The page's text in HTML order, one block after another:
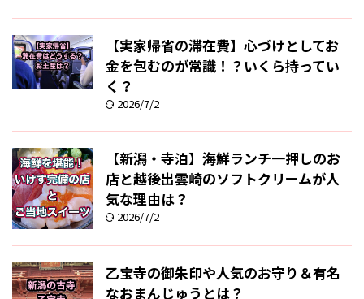
【実家帰省の滞在費】心づけとしてお
金を包むのが常識！？いくら持ってい
く？
2026/7/2
【新潟・寺泊】海鮮ランチ一押しのお
店と越後出雲崎のソフトクリームが人
気な理由は？
2026/7/2
乙宝寺の御朱印や人気のお守り＆有名
なおまんじゅうとは？